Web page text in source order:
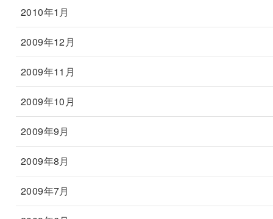
2010年1月
2009年12月
2009年11月
2009年10月
2009年9月
2009年8月
2009年7月